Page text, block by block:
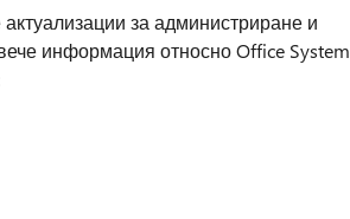
за администриране и
информация относно Office System